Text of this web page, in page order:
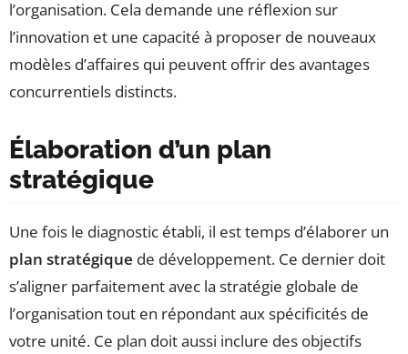
l’organisation. Cela demande une réflexion sur
l’innovation et une capacité à proposer de nouveaux
modèles d’affaires qui peuvent offrir des avantages
concurrentiels distincts.
Élaboration d’un plan
stratégique
Une fois le diagnostic établi, il est temps d’élaborer un
plan stratégique de développement. Ce dernier doit
s’aligner parfaitement avec la stratégie globale de
l’organisation tout en répondant aux spécificités de
votre unité. Ce plan doit aussi inclure des objectifs